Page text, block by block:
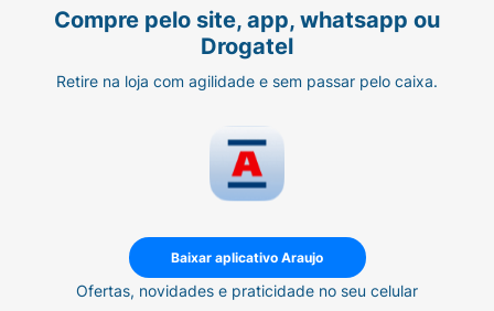
Compre pelo site, app, whatsapp ou
Drogatel
Retire na loja com agilidade e sem passar pelo caixa.
Baixar aplicativo Araujo
Ofertas, novidades e praticidade no seu celular